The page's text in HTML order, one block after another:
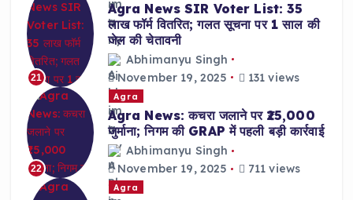
21
Agra News SIR Voter List: 35
लाख फॉर्म वितरित; गलत सूचना पर 1 साल की
जेल की चेतावनी
Abhimanyu Singh
November 19, 2025
131 views
22
Agra
Agra News: कचरा जलाने पर ₹25,000
जुर्माना; निगम की GRAP में पहली बड़ी कार्रवाई
Abhimanyu Singh
November 19, 2025
711 views
Agra